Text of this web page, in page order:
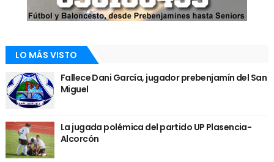
LO MÁS VISTO
Fallece Dani García, jugador prebenjamín del San
Miguel
La jugada polémica del partido UP Plasencia-
Alcorcón